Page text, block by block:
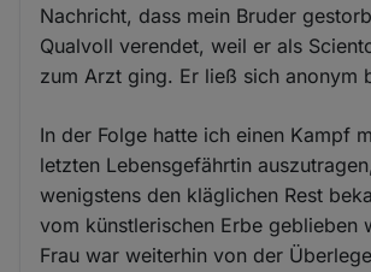
Nachricht, dass mein Bruder
Qualvoll verendet, weil er als
zum Arzt ging. Er ließ sich anonym
In der Folge hatte ich einen Kampf
letzten Lebensgefährtin
wenigstens den kläglichen Rest
vom künstlerischen Erbe geblieben
Frau war weiterhin von der